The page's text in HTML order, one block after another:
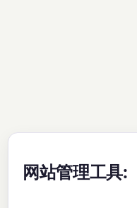
网站管理工具: